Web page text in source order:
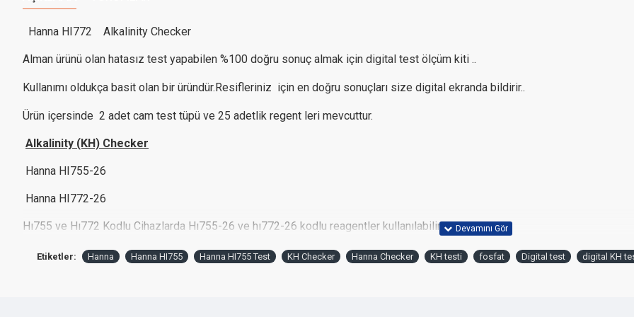
Hanna HI772 Alkalinity Checker
Alman ürünü olan hatasız test yapabilen %100 doğru sonuç almak için digital test ölçüm kiti ..
Kullanımı oldukça basit olan bir üründür.Resifleriniz için en doğru sonuçları size digital ekranda bildirir..
Ürün içersinde 2 adet cam test tüpü ve 25 adetlik regent leri mevcuttur.
Alkalinity (KH) Checker
Hanna HI755-26
Hanna HI772-26
Hı755 ve Hı772 Kodlu Cihazlarda Hı755-26 ve hı772-26 kodlu reagentler kullanılabilir.
İki cihaz arasındaki fark, hı755 çıkan sonucu 0.056 ile çarpıp kh değerini vermekte, hı772 bu işlemi otomatik yapmaktadır.
Etiketler: Hanna Hanna HI755 Hanna HI755 Test KH Checker Hanna Checker KH testi fosfat Digital test digital KH